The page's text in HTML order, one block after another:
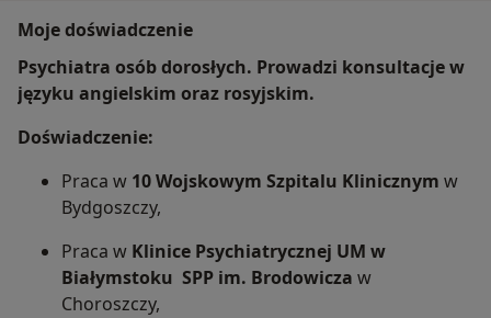
Moje doświadczenie
Psychiatra osób dorosłych. Prowadzi konsultacje w
języku angielskim oraz rosyjskim.
Doświadczenie:
Praca w 10 Wojskowym Szpitalu Klinicznym w
Bydgoszczy,
Praca w Klinice Psychiatrycznej UM w
Białymstoku ­ SPP im. Brodowicza w
Choroszczy,